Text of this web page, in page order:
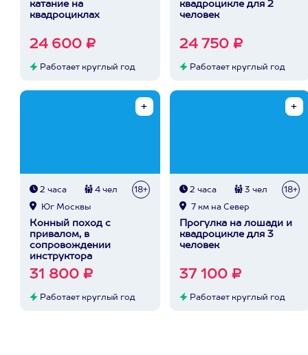
катание на
квадроциклах
24 600 ₽
Работает круглый год
квадроцикле для 2
человек
24 750 ₽
Работает круглый год
2 часа 4 чел 18+
Юг Москвы
Конный поход с
привалом, в
сопровождении
инструктора
31 800 ₽
Работает круглый год
2 часа 3 чел 18+
7 км на Север
Прогулка на лошади и
квадроцикле для 3
человек
37 100 ₽
Работает круглый год